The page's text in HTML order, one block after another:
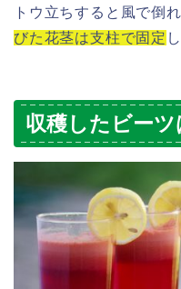
トウ立ちすると風で倒
びた花茎は支柱で固定
収穫したビー